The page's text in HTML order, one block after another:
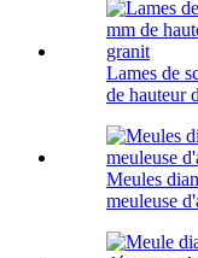
Lames de
de hauteur
Meules
meuleuse